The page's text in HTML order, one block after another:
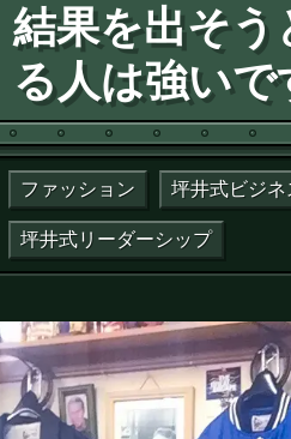
結果を出そ
る人は強いで
カテゴリー：
ファッション 坪井式ビジネ
坪井式リーダーシップ